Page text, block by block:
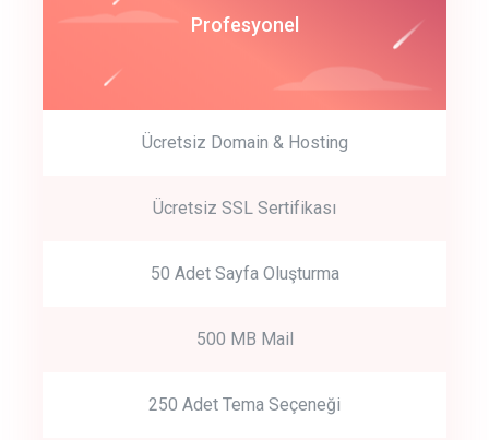
Get Started
Start by trying our service for 30 days free trial no credit card
Profesyonel
Ücretsiz Domain & Hosting
Ücretsiz SSL Sertifikası
50 Adet Sayfa Oluşturma
500 MB Mail
250 Adet Tema Seçeneği
Start Up